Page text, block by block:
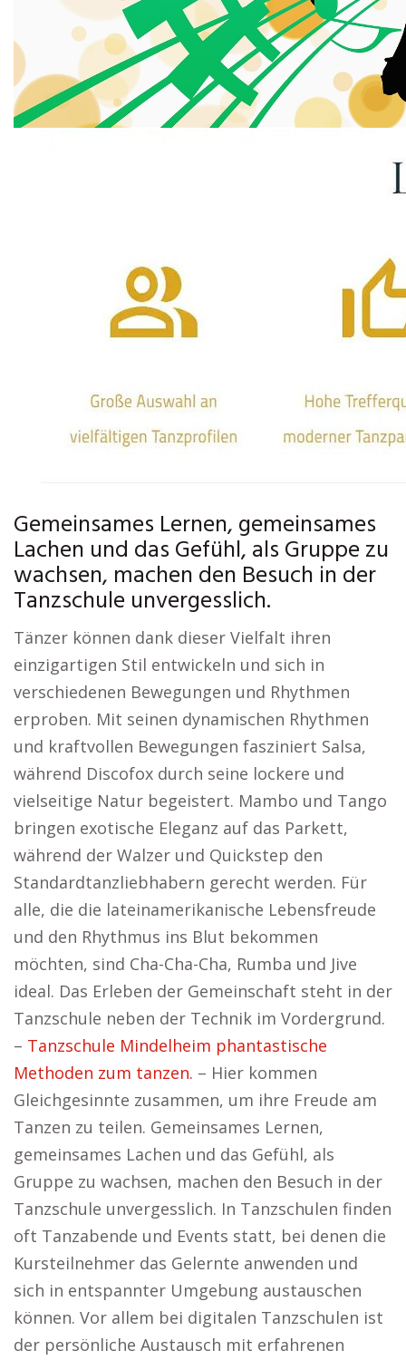
Gemeinsames Lernen, gemeinsames
Lachen und das Gefühl, als Gruppe zu
wachsen, machen den Besuch in der
Tanzschule unvergesslich.
Tänzer können dank dieser Vielfalt ihren
einzigartigen Stil entwickeln und sich in
verschiedenen Bewegungen und Rhythmen
erproben. Mit seinen dynamischen Rhythmen
und kraftvollen Bewegungen fasziniert Salsa,
während Discofox durch seine lockere und
vielseitige Natur begeistert. Mambo und Tango
bringen exotische Eleganz auf das Parkett,
während der Walzer und Quickstep den
Standardtanzliebhabern gerecht werden. Für
alle, die die lateinamerikanische Lebensfreude
und den Rhythmus ins Blut bekommen
möchten, sind Cha-Cha-Cha, Rumba und Jive
ideal. Das Erleben der Gemeinschaft steht in der
Tanzschule neben der Technik im Vordergrund.
– Tanzschule Mindelheim phantastische
Methoden zum tanzen. – Hier kommen
Gleichgesinnte zusammen, um ihre Freude am
Tanzen zu teilen. Gemeinsames Lernen,
gemeinsames Lachen und das Gefühl, als
Gruppe zu wachsen, machen den Besuch in der
Tanzschule unvergesslich. In Tanzschulen finden
oft Tanzabende und Events statt, bei denen die
Kursteilnehmer das Gelernte anwenden und
sich in entspannter Umgebung austauschen
können. Vor allem bei digitalen Tanzschulen ist
der persönliche Austausch mit erfahrenen